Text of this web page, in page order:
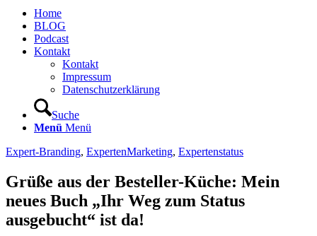
Home
BLOG
Podcast
Kontakt
Kontakt
Impressum
Datenschutzerklärung
Suche
Menü Menü
Expert-Branding, ExpertenMarketing, Expertenstatus
Grüße aus der Besteller-Küche: Mein
neues Buch „Ihr Weg zum Status
ausgebucht“ ist da!